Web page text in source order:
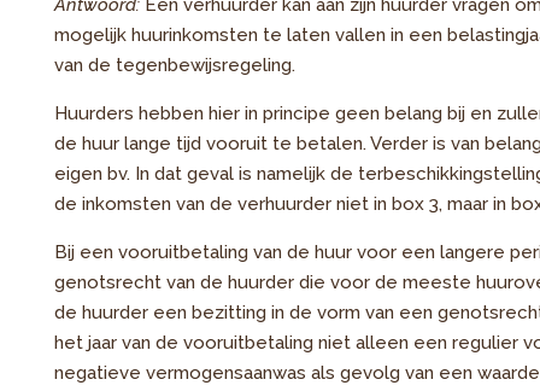
Antwoord:Een verhuurder kan aan zijn huurder vragen
mogelijk huurinkomsten te laten vallen in een
van de tegenbewijsregeling.
Huurders hebben hier in principe geen belang bij en
de huur lange tijd vooruit te betalen. Verder is van
eigen bv. In dat geval is namelijk de
de inkomsten van de verhuurder niet in box 3, maar in
Bij een vooruitbetaling van de huur voor een langere
genotsrecht van de huurder die voor de meeste
de huurder een bezitting in de vorm van een
het jaar van de vooruitbetaling niet alleen een regulier
negatieve vermogensaanwas als gevolg van een